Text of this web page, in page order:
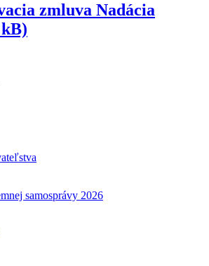
zmluva Nadácia
samosprávy 2026